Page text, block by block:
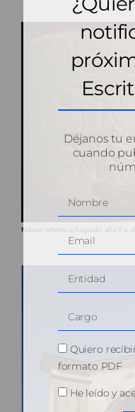
Miliario referido a Augusto, año 9 a.
Déjanos tu
cuando
Quiero
formato PDF
He leído y